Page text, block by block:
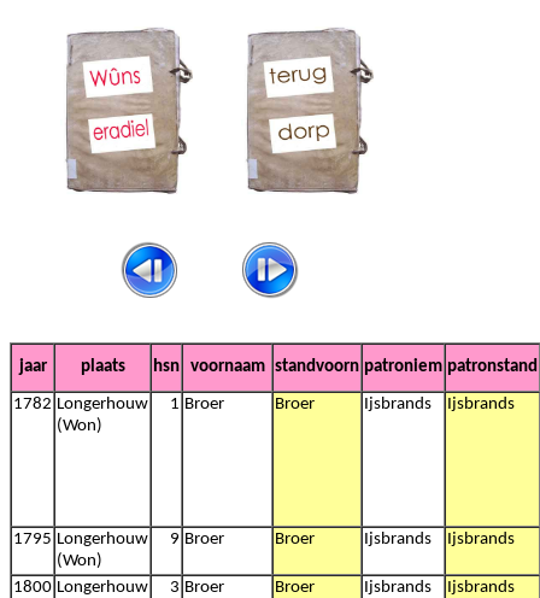
jaar plaats hsn voornaam standvoorn patroniem patronstand
1782 Longerhouw
(Won)
1 Broer Broer Ijsbrands Ijsbrands
1795 Longerhouw
(Won)
9 Broer Broer Ijsbrands Ijsbrands
1800 Longerhouw
3 Broer Broer Ijsbrands Ijsbrands